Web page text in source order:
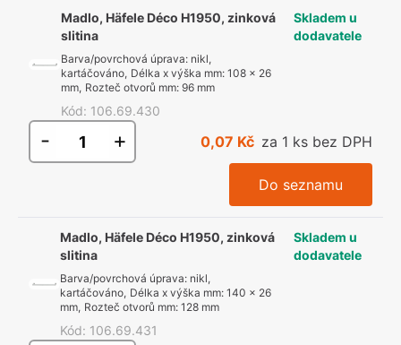
Madlo, Häfele Déco H1950, zinková
slitina
Barva/povrchová úprava: nikl,
kartáčováno, Délka x výška mm: 108 x 26
mm, Rozteč otvorů mm: 96 mm
Kód: 106.69.430
Skladem u
dodavatele
- + 0,07 Kč za 1 ks bez DPH
Do seznamu
Madlo, Häfele Déco H1950, zinková
slitina
Barva/povrchová úprava: nikl,
kartáčováno, Délka x výška mm:140 x 26
mm, Rozteč otvorů mm:128 mm
Kód: 106.69.431
Skladem u
dodavatele